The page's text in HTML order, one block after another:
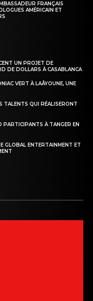
FRANÇAIS
AMÉRICAIN ET
UN PROJET DE
DE DOLLARS À CASABLANCA
VERT À LAÂYOUNE, UNE
TALENTS QUI RÉALISERONT
PARTICIPANTS À TANGER EN
GLOBAL ENTERTAINMENT ET